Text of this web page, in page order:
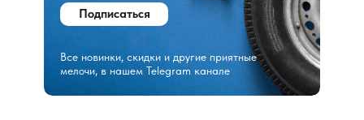
Все новинки, скидки и другие приятные
мелочи, в нашем Telegram канале
Подписаться